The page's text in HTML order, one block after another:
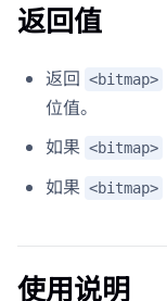
返回值
返回 <bitmap>
位值。
如果 <bitmap>
如果 <bitmap>
使用说明